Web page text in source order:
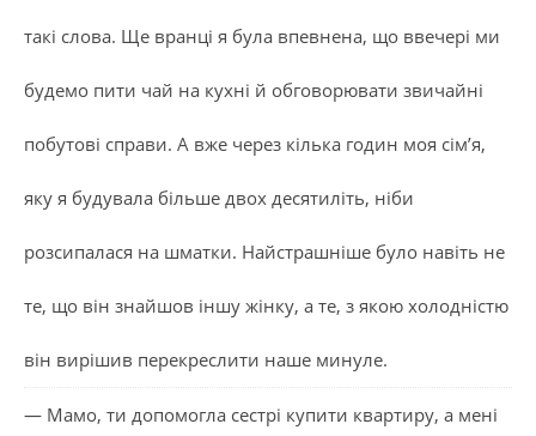
такі слова. Ще вранці я була впевнена, що ввечері ми
будемо пити чай на кухні й обговорювати звичайні
побутові справи. А вже через кілька годин моя сім’я,
яку я будувала більше двох десятиліть, ніби
розсипалася на шматки. Найстрашніше було навіть не
те, що він знайшов іншу жінку, а те, з якою холодністю
він вирішив перекреслити наше минуле.
— Мамо, ти допомогла сестрі купити квартиру, а мені